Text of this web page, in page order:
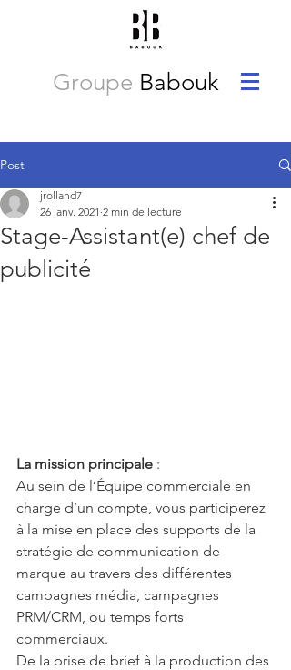
Groupe Babouk
Post
Stage-Assistant(e) chef de
publicité
jrolland7
26 janv. 2021 2 min de lecture
La mission principale :
Au sein de l’Équipe commerciale en
charge d’un compte, vous participerez
à la mise en place des supports de la
stratégie de communication de
marque au travers des différentes
campagnes média, campagnes
PRM/CRM, ou temps forts
commerciaux.
De la prise de brief à la production des